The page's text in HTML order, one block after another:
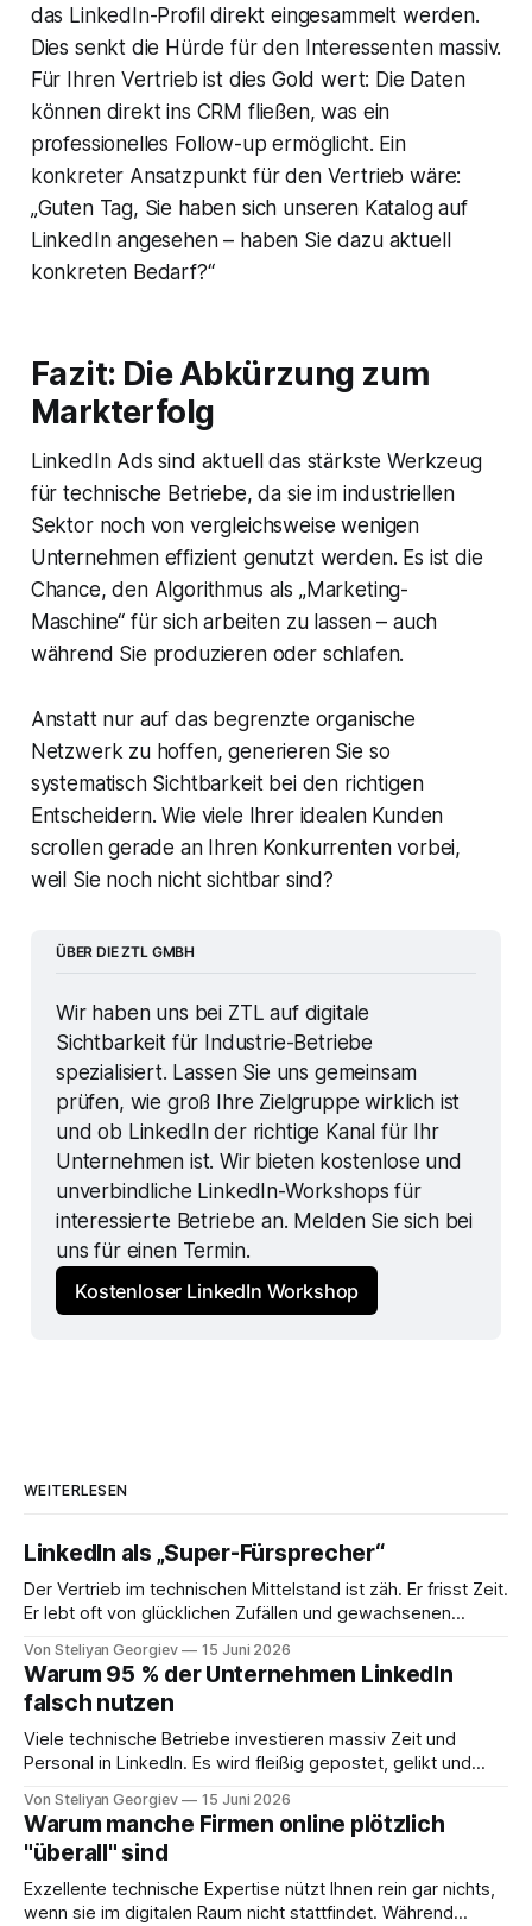
das LinkedIn-Profil direkt eingesammelt werden.
Dies senkt die Hürde für den Interessenten massiv.
Für Ihren Vertrieb ist dies Gold wert: Die Daten
können direkt ins CRM fließen, was ein
professionelles Follow-up ermöglicht. Ein
konkreter Ansatzpunkt für den Vertrieb wäre:
„Guten Tag, Sie haben sich unseren Katalog auf
LinkedIn angesehen – haben Sie dazu aktuell
konkreten Bedarf?“
Fazit: Die Abkürzung zum
Markterfolg
LinkedIn Ads sind aktuell das stärkste Werkzeug
für technische Betriebe, da sie im industriellen
Sektor noch von vergleichsweise wenigen
Unternehmen effizient genutzt werden. Es ist die
Chance, den Algorithmus als „Marketing-
Maschine“ für sich arbeiten zu lassen – auch
während Sie produzieren oder schlafen.
Anstatt nur auf das begrenzte organische
Netzwerk zu hoffen, generieren Sie so
systematisch Sichtbarkeit bei den richtigen
Entscheidern. Wie viele Ihrer idealen Kunden
scrollen gerade an Ihren Konkurrenten vorbei,
weil Sie noch nicht sichtbar sind?
ÜBER DIE ZTL GMBH
Wir haben uns bei ZTL auf digitale
Sichtbarkeit für Industrie-Betriebe
spezialisiert. Lassen Sie uns gemeinsam
prüfen, wie groß Ihre Zielgruppe wirklich ist
und ob LinkedIn der richtige Kanal für Ihr
Unternehmen ist. Wir bieten kostenlose und
unverbindliche LinkedIn-Workshops für
interessierte Betriebe an. Melden Sie sich bei
uns für einen Termin.
Kostenloser LinkedIn Workshop
WEITERLESEN
LinkedIn als „Super-Fürsprecher“
Der Vertrieb im technischen Mittelstand ist zäh. Er frisst Zeit.
Er lebt oft von glücklichen Zufällen und gewachsenen
diese Variablen eliminiert. Jemand, der jeden Entscheider
Ihrer Branche persönlich kennt. Jemand, der genau weiß,
wo Bedarf entsteht, und Ihnen Aufträge zuschiebt – ohne
Von Steliyan Georgiev 15 Juni 2026
Warum 95 % der Unternehmen LinkedIn
falsch nutzen
Viele technische Betriebe investieren massiv Zeit und
Personal in LinkedIn. Es wird fleißig gepostet, gelikt und
Produktupdates, und die Marketingabteilung bemüht sich
um „Sichtbarkeit“. Doch wer die harten Zahlen betrachtet,
stellt oft fest: Die echte Neukundengewinnung bleibt aus.
Das Ergebnis ist ein digitales Hamsterrad, in
Von Steliyan Georgiev 15 Juni 2026
Warum manche Firmen online plötzlich
"überall" sind
Exzellente technische Expertise nützt Ihnen rein gar nichts,
wenn sie im digitalen Raum nicht stattfindet. Während